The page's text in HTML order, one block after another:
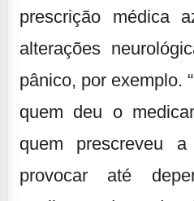
prescrição médica
alterações
pânico, por exemplo.
quem deu o
quem prescreveu
provocar até